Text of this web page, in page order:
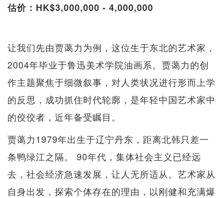
估价：HK$3,000,000 - 4,000,000
让我们先由贾蔼力为例，这位生于东北的艺术家，
2004年毕业于鲁迅美术学院油画系。贾蔼力的创
作主题聚焦于细微叙事，对人类状况进行形而上学
的反思，成功抓住时代轮廓，是年轻中国艺术家中
的佼佼者，近年备受瞩目。
贾蔼力1979年出生于辽宁丹东，距离北韩只差一
条鸭绿江之隔。 90年代，集体社会主义已经远
去，社会经济急速发展，让人无所适从。艺术家从
自身出发，探索个体存在的理由，以刚健和充满爆